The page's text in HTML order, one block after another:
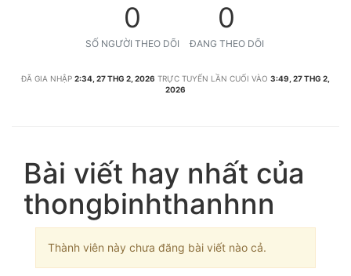
0
SỐ NGƯỜI THEO DÕI
0
ĐANG THEO DÕI
ĐÃ GIA NHẬP 2:34, 27 THG 2, 2026 TRỰC TUYẾN LẦN CUỐI VÀO 3:49, 27 THG 2,
2026
Bài viết hay nhất của
thongbinhthanhnn
Thành viên này chưa đăng bài viết nào cả.